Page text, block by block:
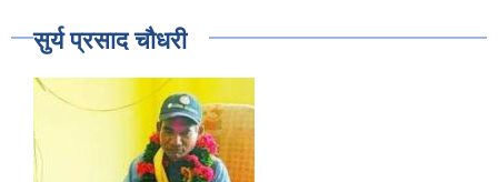
सुर्य प्रसाद चौधरी